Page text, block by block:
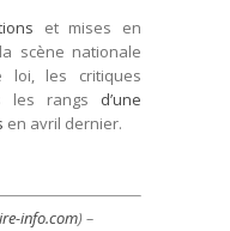
et mises en
scène nationale
loi, les critiques
les rangs d’une
en avril dernier.
info.com) –